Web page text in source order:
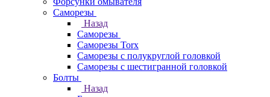
Саморезы
Назад
Саморезы
Саморезы Torx
Саморезы с полукруглой головкой
Саморезы с шестигранной головкой
Болты
Назад